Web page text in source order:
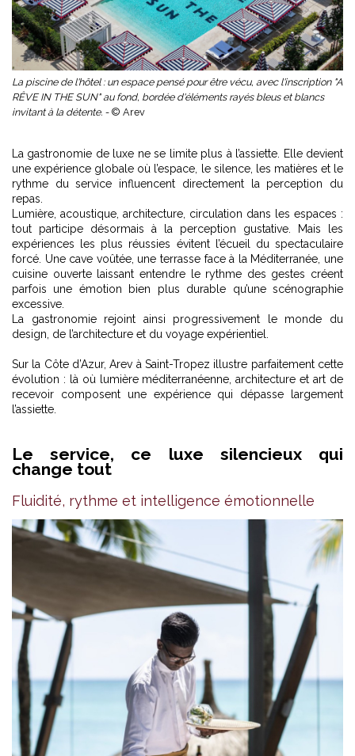
La piscine de l'hôtel : un espace pensé pour être vécu, avec l'inscription "A
RÊVE IN THE SUN" au fond, bordée d'éléments rayés bleus et blancs
invitant à la détente. - © Arev
La gastronomie de luxe ne se limite plus à l’assiette. Elle devient
une expérience globale où l’espace, le silence, les matières et le
rythme du service influencent directement la perception du
repas.
Lumière, acoustique, architecture, circulation dans les espaces :
tout participe désormais à la perception gustative. Mais les
expériences les plus réussies évitent l’écueil du spectaculaire
forcé. Une cave voûtée, une terrasse face à la Méditerranée, une
cuisine ouverte laissant entendre le rythme des gestes créent
parfois une émotion bien plus durable qu’une scénographie
excessive.
La gastronomie rejoint ainsi progressivement le monde du
design, de l’architecture et du voyage expérientiel.
Sur la Côte d’Azur,Arev à Saint-Tropez illustre parfaitement cette
évolution : là où lumière méditerranéenne, architecture et art de
recevoir composent une expérience qui dépasse largement
l’assiette.
Le service, ce luxe silencieux qui
change tout
Fluidité, rythme et intelligence émotionnelle